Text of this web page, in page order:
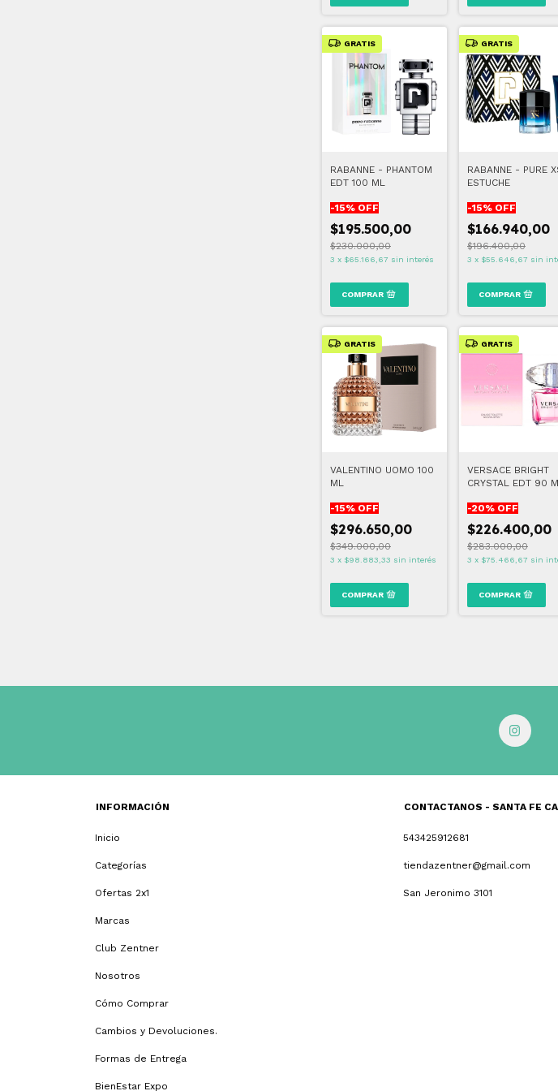
GRATIS
RABANNE - PHANTOM
EDT 100 ML
-15% OFF
$195.500,00
$230.000,00
3 x $65.166,67 sin interés
GRATIS
RABANNE - PURE
ESTUCHE
-15% OFF
$166.940,00
$196.400,00
3 x $55.646,67 sin
GRATIS
VALENTINO UOMO 100
ML
-15% OFF
$296.650,00
$349.000,00
3 x $98.883,33 sin interés
GRATIS
VERSACE BRIGHT
CRYSTAL EDT 90
-20% OFF
$226.400,00
$283.000,00
3 x $75.466,67 sin
INFORMACIÓN
Inicio
Categorías
Ofertas 2x1
Marcas
Club Zentner
Nosotros
Cómo Comprar
Cambios y Devoluciones.
Formas de Entrega
BienEstar Expo
CONTACTANOS - SANTA FE
543425912681
tiendazentner@gmail.com
San Jeronimo 3101